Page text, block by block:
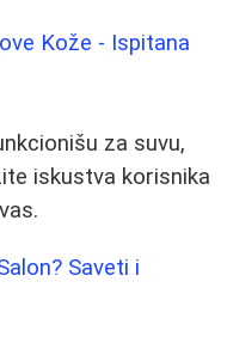
Kože - Ispitana
za suvu,
iskustva korisnika
Saveti i